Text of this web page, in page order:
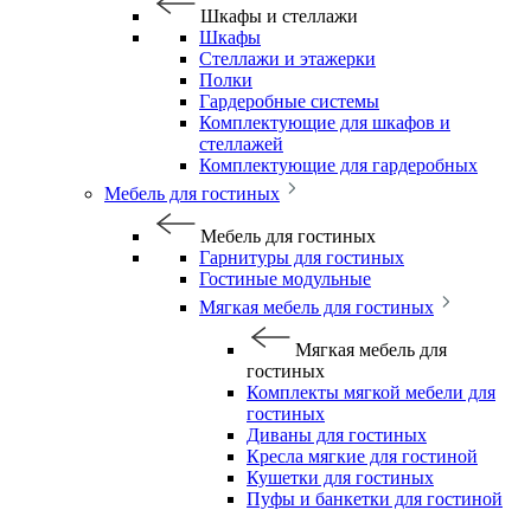
Шкафы и стеллажи
Шкафы
Стеллажи и этажерки
Полки
Гардеробные системы
Комплектующие для шкафов и
стеллажей
Комплектующие для гардеробных
Мебель для гостиных
Мебель для гостиных
Гарнитуры для гостиных
Гостиные модульные
Мягкая мебель для гостиных
Мягкая мебель для
гостиных
Комплекты мягкой мебели для
гостиных
Диваны для гостиных
Кресла мягкие для гостиной
Кушетки для гостиных
Пуфы и банкетки для гостиной